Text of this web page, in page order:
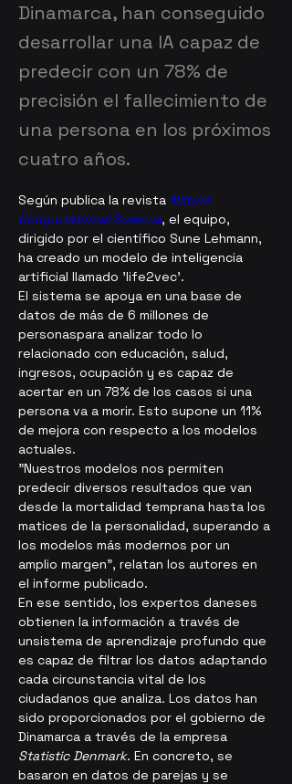
Dinamarca, han conseguido
desarrollar una IA capaz de
predecir con un 78% de
precisión el fallecimiento de
una persona en los próximos
cuatro años.
Según publica la revista Nature
Computational Science, el equipo,
dirigido por el científico Sune Lehmann,
ha creado un modelo de inteligencia
artificial llamado 'life2vec'.
El sistema se apoya en una base de
datos de más de 6 millones de
personaspara analizar todo lo
relacionado con educación, salud,
ingresos, ocupación y es capaz de
acertar en un 78% de los casos si una
persona va a morir. Esto supone un 11%
de mejora con respecto a los modelos
actuales.
"Nuestros modelos nos permiten
predecir diversos resultados que van
desde la mortalidad temprana hasta los
matices de la personalidad, superando a
los modelos más modernos por un
amplio margen", relatan los autores en
el informe publicado.
En ese sentido, los expertos daneses
obtienen la información a través de
unsistema de aprendizaje profundo que
es capaz de filtrar los datos adaptando
cada circunstancia vital de los
ciudadanos que analiza. Los datos han
sido proporcionados por el gobierno de
Dinamarca a través de la empresa
Statistic Denmark. En concreto, se
basaron en datos de parejas y se